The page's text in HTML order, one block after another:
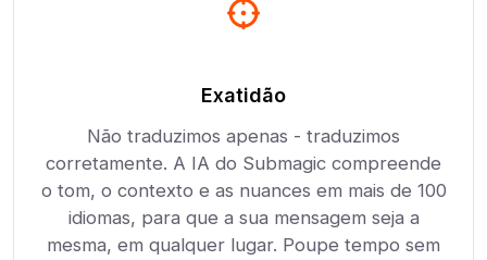
Exatidão
Não traduzimos apenas - traduzimos
corretamente. A IA do Submagic compreende
o tom, o contexto e as nuances em mais de 100
idiomas, para que a sua mensagem seja a
mesma, em qualquer lugar. Poupe tempo sem